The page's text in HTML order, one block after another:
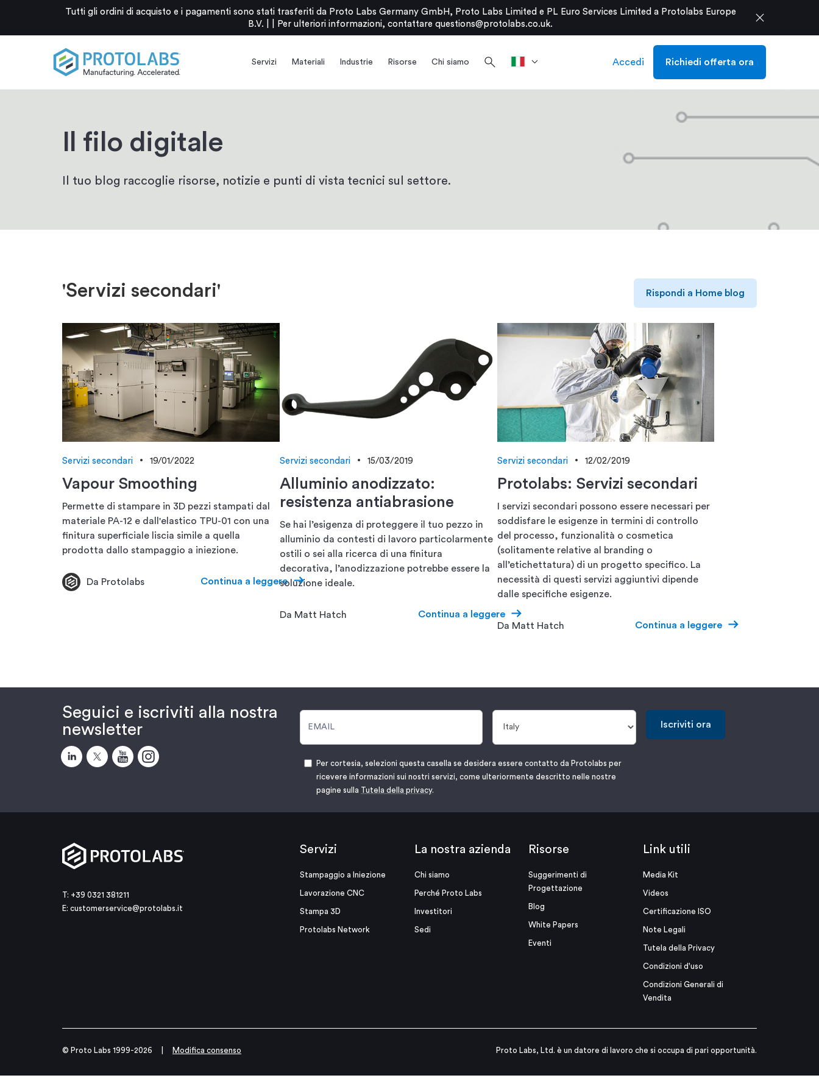
Tutti gli ordini di acquisto e i pagamenti sono stati trasferiti da Proto Labs Germany GmbH, Proto Labs Limited e PL Euro Services Limited a Protolabs Europe
B.V. |
Per ulteriori informazioni, contattare questions@protolabs.co.uk. close
Servizi Materiali Industrie Risorse Chi siamo search Accedi Richiedi offerta ora
Il filo digitale
Il tuo blog raccoglie risorse, notizie e punti di vista tecnici sul settore.
'Servizi secondari' Rispondi a Home blog
Servizi secondari 19/01/2022
Vapour Smoothing
Permette di stampare in 3D pezzi stampati dal
materiale PA-12 e dall'elastico TPU-01 con una
finitura superficiale liscia simile a quella
prodotta dallo stampaggio a iniezione.
Da Protolabs Continua a leggere
Servizi secondari 15/03/2019
Alluminio anodizzato:
resistenza antiabrasione
Se hai l’esigenza di proteggere il tuo pezzo in
alluminio da contesti di lavoro particolarmente
ostili o sei alla ricerca di una finitura
decorativa, l’anodizzazione potrebbe essere la
soluzione ideale.
Da Matt Hatch Continua a leggere
Servizi secondari 12/02/2019
Protolabs: Servizi secondari
I servizi secondari possono essere necessari per
soddisfare le esigenze in termini di controllo
del processo, funzionalità o cosmetica
(solitamente relative al branding o
all’etichettatura) di un progetto specifico. La
necessità di questi servizi aggiuntivi dipende
dalle specifiche esigenze.
Da Matt Hatch Continua a leggere
Seguici e iscriviti alla nostra
newsletter
Iscriviti ora
Per cortesia, selezioni questa casella se desidera essere contatto da Protolabs per
ricevere informazioni sui nostri servizi, come ulteriormente descritto nelle nostre
pagine sulla Tutela della privacy.
T: +39 0321 381211
E: customerservice@protolabs.it
Servizi
Stampaggio a Iniezione
Lavorazione CNC
Stampa 3D
Protolabs Network
La nostra azienda
Chi siamo
Perché Proto Labs
Investitori
Sedi
Risorse
Suggerimenti di
Progettazione
Blog
White Papers
Eventi
Link utili
Media Kit
Videos
Certificazione ISO
Note Legali
Tutela della Privacy
Condizioni d'uso
Condizioni Generali di
Vendita
© Proto Labs 1999-2026 Modifica consenso Proto Labs, Ltd. è un datore di lavoro che si occupa di pari opportunità.